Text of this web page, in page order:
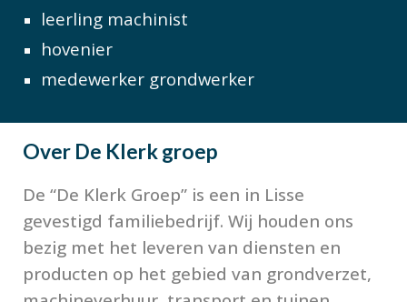
leerling machinist
hovenier
medewerker grondwerker
Over De Klerk groep
De “De Klerk Groep” is een in Lisse
gevestigd familiebedrijf. Wij houden ons
bezig met het leveren van diensten en
producten op het gebied van grondverzet,